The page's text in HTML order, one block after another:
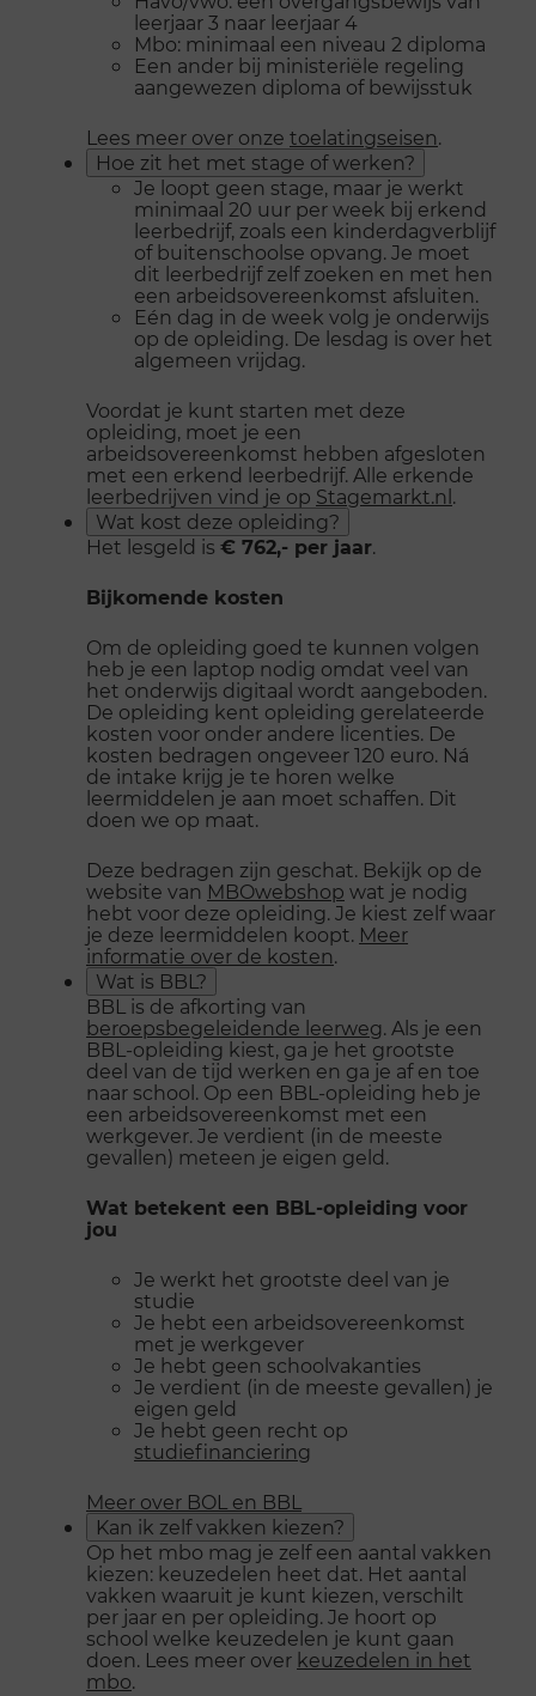
leerjaar 3 naar leerjaar 4
Mbo: minimaal een niveau 2 diploma
Een ander bij ministeriële regeling
aangewezen diploma of bewijsstuk
Lees meer over onze toelatingseisen.
Hoe zit het met stage of werken?
Je loopt geen stage, maar je werkt
minimaal 20 uur per week bij erkend
leerbedrijf, zoals een kinderdagverblijf
of buitenschoolse opvang. Je moet
dit leerbedrijf zelf zoeken en met hen
een arbeidsovereenkomst afsluiten.
Eén dag in de week volg je onderwijs
op de opleiding. De lesdag is over het
algemeen vrijdag.
Voordat je kunt starten met deze
opleiding, moet je een
arbeidsovereenkomst hebben afgesloten
met een erkend leerbedrijf. Alle erkende
leerbedrijven vind je op Stagemarkt.nl.
Wat kost deze opleiding?
Het lesgeld is € 762,- per jaar.
Bijkomende kosten
Om de opleiding goed te kunnen volgen
heb je een laptop nodig omdat veel van
het onderwijs digitaal wordt aangeboden.
De opleiding kent opleiding gerelateerde
kosten voor onder andere licenties. De
kosten bedragen ongeveer 120 euro. Ná
de intake krijg je te horen welke
leermiddelen je aan moet schaffen. Dit
doen we op maat.
Deze bedragen zijn geschat. Bekijk op de
website van MBOwebshop wat je nodig
hebt voor deze opleiding. Je kiest zelf waar
je deze leermiddelen koopt. Meer
informatie over de kosten.
Wat is BBL?
BBL is de afkorting van
beroepsbegeleidende leerweg. Als je een
BBL-opleiding kiest, ga je het grootste
deel van de tijd werken en ga je af en toe
naar school. Op een BBL-opleiding heb je
een arbeidsovereenkomst met een
werkgever. Je verdient (in de meeste
gevallen) meteen je eigen geld.
Wat betekent een BBL-opleiding voor
jou
Je werkt het grootste deel van je
studie
Je hebt een arbeidsovereenkomst
met je werkgever
Je hebt geen schoolvakanties
Je verdient (in de meeste gevallen) je
eigen geld
Je hebt geen recht op
studiefinanciering
Meer over BOL en BBL
Kan ik zelf vakken kiezen?
Op het mbo mag je zelf een aantal vakken
kiezen: keuzedelen heet dat. Het aantal
vakken waaruit je kunt kiezen, verschilt
per jaar en per opleiding. Je hoort op
school welke keuzedelen je kunt gaan
doen. Lees meer over keuzedelen in het
mbo.